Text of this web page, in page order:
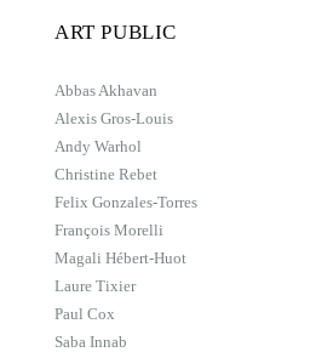
ART PUBLIC
Abbas Akhavan
Alexis Gros-Louis
Andy Warhol
Christine Rebet
Felix Gonzales-Torres
François Morelli
Magali Hébert-Huot
Laure Tixier
Paul Cox
Saba Innab